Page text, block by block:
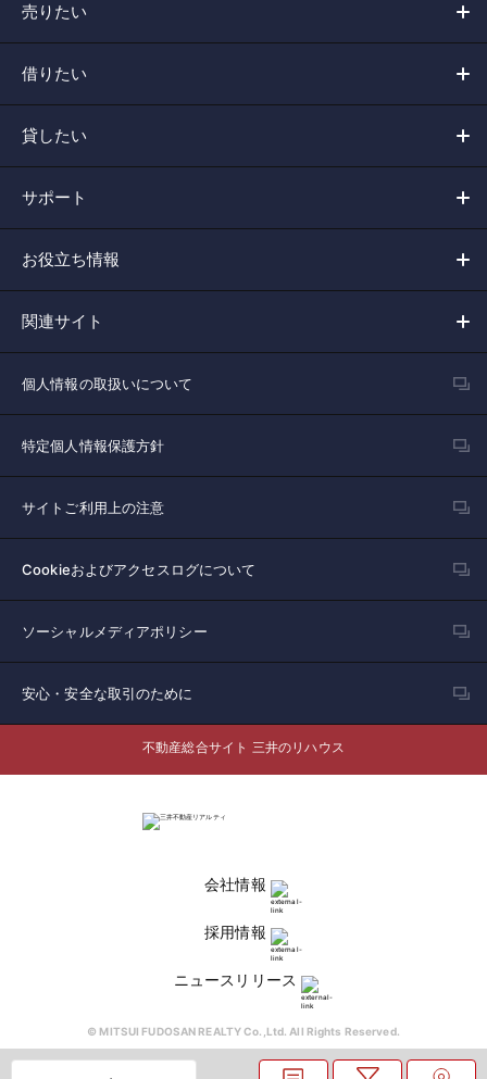
売りたい
借りたい
貸したい
サポート
お役立ち情報
関連サイト
個人情報の取扱いについて
特定個人情報保護方針
サイトご利用上の注意
Cookieおよびアクセスログについて
ソーシャルメディアポリシー
安心・安全な取引のために
不動産総合サイト 三井のリハウス
会社情報
採用情報
ニュースリリース
© MITSUI FUDOSAN REALTY Co.,Ltd. All Rights Reserved.